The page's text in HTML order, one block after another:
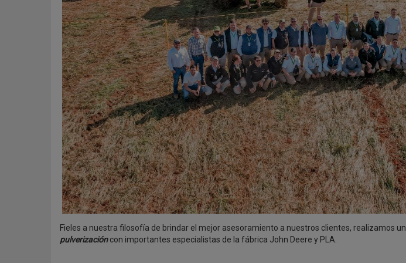
Fieles a nuestra filosofía de brindar el mejor asesoramiento a nuestros clientes, realizamos un
pulverizacióncon importantes especialistas de la fábrica John Deere y PLA.